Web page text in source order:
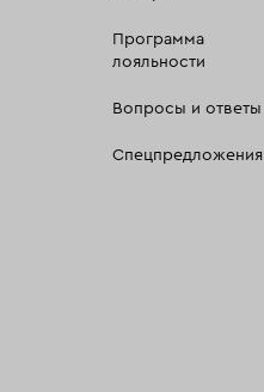
Программа
лояльности
Вопросы и ответы
Спецпредложения